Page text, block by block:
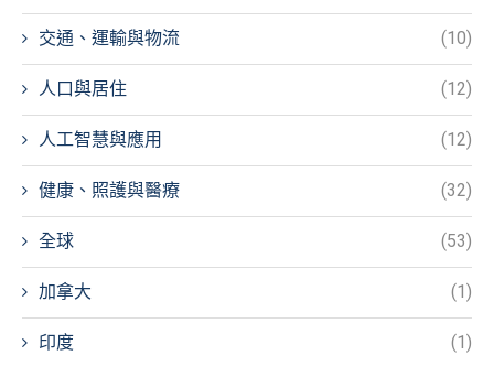
交通、運輸與物流 (10)
人口與居住 (12)
人工智慧與應用 (12)
健康、照護與醫療 (32)
全球 (53)
加拿大 (1)
印度 (1)